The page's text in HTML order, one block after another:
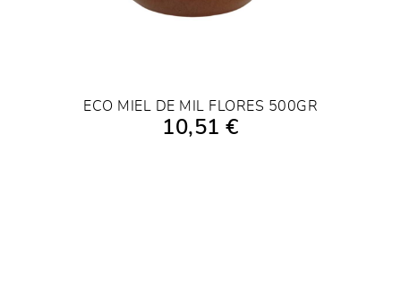
AÑADIR A LA COMPRA
ECO MIEL DE MIL FLORES 500GR
10,51 €